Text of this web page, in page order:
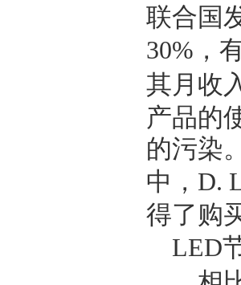
联合国
30% ，
其月收
产品的
的污染
中， D.
得了购
LED